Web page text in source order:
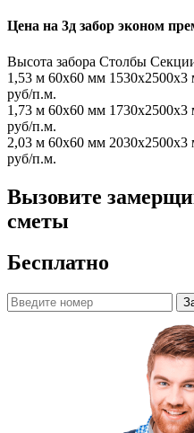
Цена на 3д забор эконом
Высота забора Столбы
1,53 м 60х60 мм 1530x2500x3
руб/п.м.
1,73 м 60х60 мм 1730x2500x3
руб/п.м.
2,03 м 60х60 мм 2030x2500x3
руб/п.м.
Вызовите
сметы
Бесплатно